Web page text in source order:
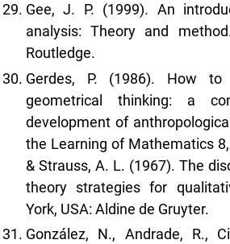
Gee, J. P. (1999). An
analysis: Theory and
Routledge.
Gerdes, P. (1986). How to
geometrical thinking: a
development of
the Learning of Mathematics 8,
& Strauss, A. L. (1967). The
theory strategies for
York, USA: Aldine de Gruyter.
González, N., Andrade, R.,